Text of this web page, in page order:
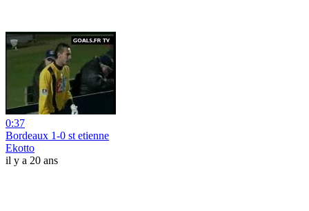
0:37
Bordeaux 1-0 st etienne
Ekotto
il y a 20 ans